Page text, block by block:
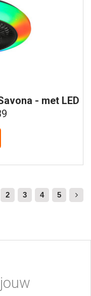
- met LED
2 3 4 5